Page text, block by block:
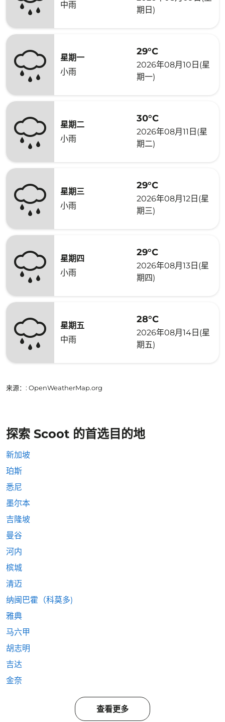
中雨
期日)
星期一
小雨
29°C
2026年08月10日(星
期一)
星期二
小雨
30°C
2026年08月11日(星
期二)
星期三
小雨
29°C
2026年08月12日(星
期三)
星期四
小雨
29°C
2026年08月13日(星
期四)
星期五
中雨
28°C
2026年08月14日(星
期五)
来源： : OpenWeatherMap.org
探索 Scoot 的首选目的地
新加坡
珀斯
悉尼
墨尔本
吉隆坡
曼谷
河内
槟城
清迈
纳闽巴霍（科莫多)
雅典
马六甲
胡志明
吉达
金奈
查看更多